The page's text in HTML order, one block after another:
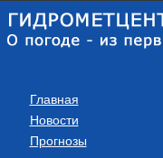
Главная
Новости
Прогнозы